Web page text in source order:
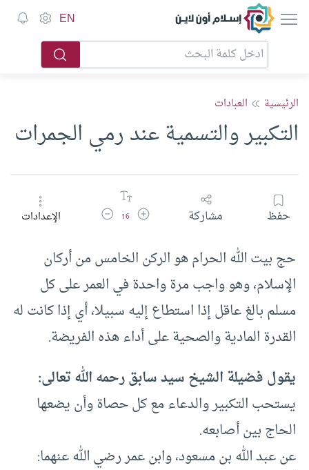
إسلام أون لاين EN
الرئيسية العبادات
التكبير والتسمية عند رمي الجمرات
حفظ مشاركة زيادة حجم الخط
16 تقليل حجم الخطالإعدادات
حج بيت الله الحرام هو الركن الخامس من أركان
الإسلام، وهو واجب مرة واحدة في العمر على كل
مسلم بالغ عاقل إذا استطاع إليه سبيلا، أي إذا كانت له
القدرة المادية والصحية على أداء هذه الفريضة.
يقول فضيلة الشيخ سيد سابق رحمه الله تعالى:
يستحب التكبير والدعاء مع كل حصاة وأن يضعها
الحاج بين أصابعه.
عن عبد الله بن مسعود، وابن عمر رضي الله عنهما: